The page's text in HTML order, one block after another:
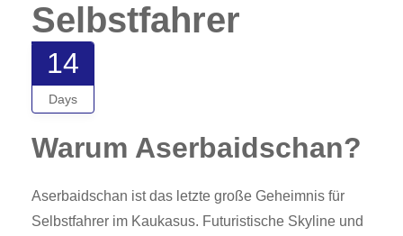
Selbstfahrer
14
Days
Warum Aserbaidschan?
Aserbaidschan ist das letzte große Geheimnis für
Selbstfahrer im Kaukasus. Futuristische Skyline und